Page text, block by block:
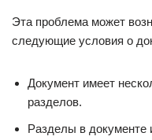
Эта проблема может
следующие условия о
Документ имеет
разделов.
Разделы в документе